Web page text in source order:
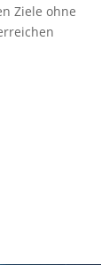
Ziele ohne